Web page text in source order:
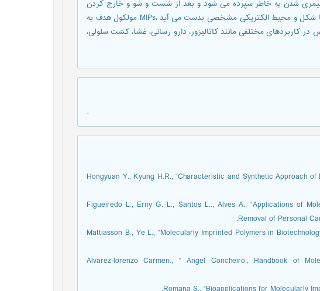
شدن به خاطر سپرده می شود و بعد از شست و شو و خارج کردن
قالب، حفره مولکولی با خواص مشخص برای MIPs . با شکل و محیط الکتریکی مشخصی بدست می آید ،MIPs مولکول هدف به
مختلفی مانند کاتالیزور، دارو رسانی، غشا، کشت سلولی،
-
1. Hongyuan Y., Kyung H.R., “Characteristic and Synthetic Approach
2. Figueiredo L., Erny G. L., Santos L.., Alves A., “Applications of
Removal of Personal
3. Mattiasson B., Ye L., “Molecularly Imprinted Polymers in
4. Alvarez-lorenzo Carmen., “ Angel Concheiro., Handbook of